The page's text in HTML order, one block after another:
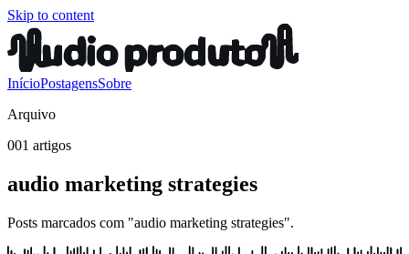
Skip to content
InícioPostagensSobre
Arquivo
001 artigos
audio marketing strategies
Posts marcados com "audio marketing strategies".